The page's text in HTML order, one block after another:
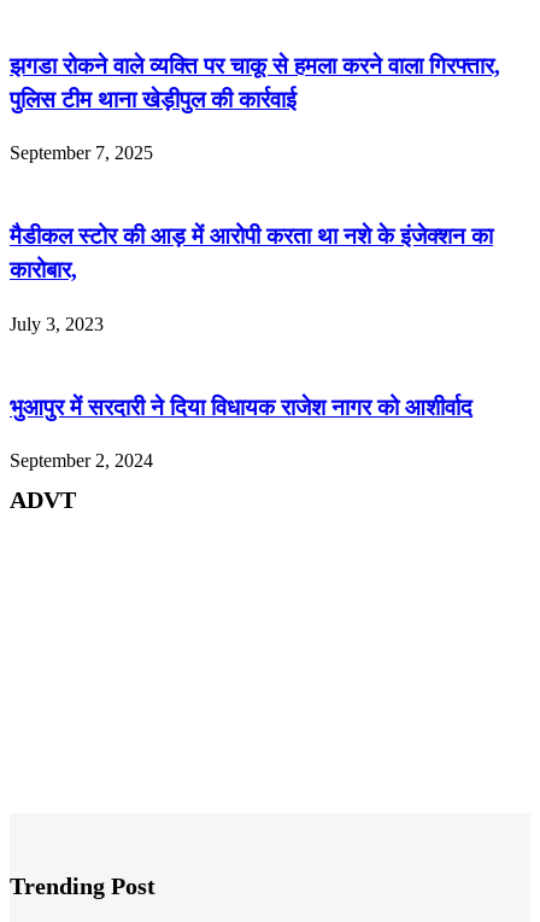
झगडा रोकने वाले व्यक्ति पर चाकू से हमला करने वाला गिरफ्तार,
पुलिस टीम थाना खेड़ीपुल की कार्रवाई
September 7, 2025
मैडीकल स्टोर की आड़ में आरोपी करता था नशे के इंजेक्शन का
कारोबार,
July 3, 2023
भुआपुर में सरदारी ने दिया विधायक राजेश नागर को आशीर्वाद
September 2, 2024
ADVT
Trending Post